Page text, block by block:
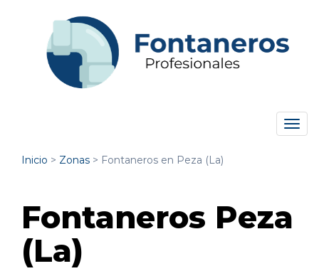
Inicio > Zonas > Fontaneros en Peza (La)
Fontaneros Peza
(La)